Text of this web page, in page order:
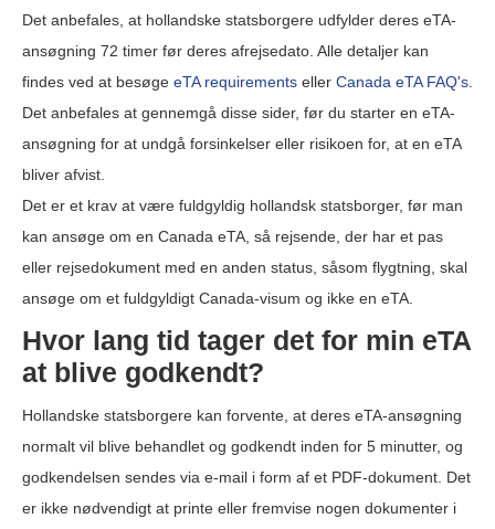
Det anbefales, at hollandske statsborgere udfylder deres eTA-
ansøgning 72 timer før deres afrejsedato. Alle detaljer kan
findes ved at besøge eTA requirements eller Canada eTA FAQ's
Det anbefales at gennemgå disse sider, før du starter en eTA-
ansøgning for at undgå forsinkelser eller risikoen for, at en eTA
bliver afvist.
Det er et krav at være fuldgyldig hollandsk statsborger, før man
kan ansøge om en Canada eTA, så rejsende, der har et pas
eller rejsedokument med en anden status, såsom flygtning, skal
ansøge om et fuldgyldigt Canada-visum og ikke en eTA.
Hvor lang tid tager det for min eTA
at blive godkendt?
Hollandske statsborgere kan forvente, at deres eTA-ansøgning
normalt vil blive behandlet og godkendt inden for 5 minutter, og
godkendelsen sendes via e-mail i form af et PDF-dokument. Det
er ikke nødvendigt at printe eller fremvise nogen dokumenter i